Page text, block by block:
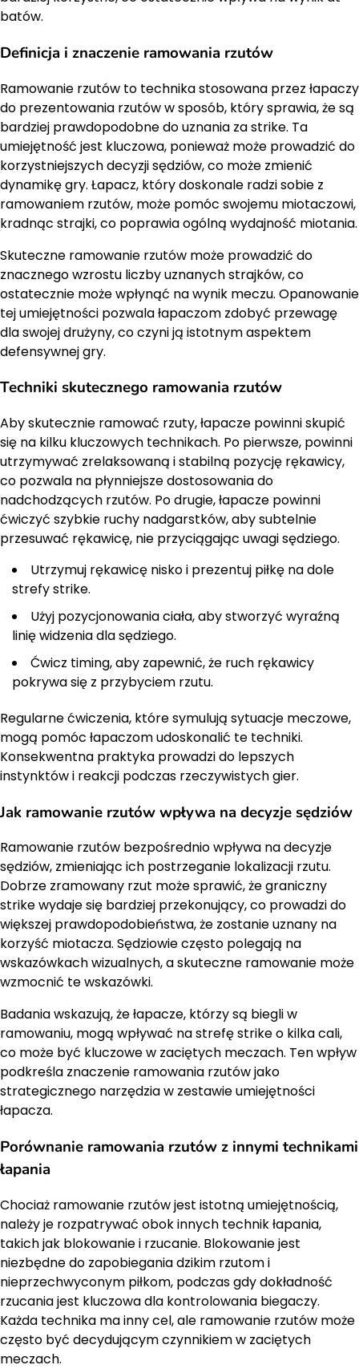
batów.
Definicja i znaczenie ramowania rzutów
Ramowanie rzutów to technika stosowana przez łapaczy
do prezentowania rzutów w sposób, który sprawia, że są
bardziej prawdopodobne do uznania za strike. Ta
umiejętność jest kluczowa, ponieważ może prowadzić do
korzystniejszych decyzji sędziów, co może zmienić
dynamikę gry. Łapacz, który doskonale radzi sobie z
ramowaniem rzutów, może pomóc swojemu miotaczowi,
kradnąc strajki, co poprawia ogólną wydajność miotania.
Skuteczne ramowanie rzutów może prowadzić do
znacznego wzrostu liczby uznanych strajków, co
ostatecznie może wpłynąć na wynik meczu. Opanowanie
tej umiejętności pozwala łapaczom zdobyć przewagę
dla swojej drużyny, co czyni ją istotnym aspektem
defensywnej gry.
Techniki skutecznego ramowania rzutów
Aby skutecznie ramować rzuty, łapacze powinni skupić
się na kilku kluczowych technikach. Po pierwsze, powinni
utrzymywać zrelaksowaną i stabilną pozycję rękawicy,
co pozwala na płynniejsze dostosowania do
nadchodzących rzutów. Po drugie, łapacze powinni
ćwiczyć szybkie ruchy nadgarstków, aby subtelnie
przesuwać rękawicę, nie przyciągając uwagi sędziego.
Utrzymuj rękawicę nisko i prezentuj piłkę na dole
strefy strike.
Użyj pozycjonowania ciała, aby stworzyć wyraźną
linię widzenia dla sędziego.
Ćwicz timing, aby zapewnić, że ruch rękawicy
pokrywa się z przybyciem rzutu.
Regularne ćwiczenia, które symulują sytuacje meczowe,
mogą pomóc łapaczom udoskonalić te techniki.
Konsekwentna praktyka prowadzi do lepszych
instynktów i reakcji podczas rzeczywistych gier.
Jak ramowanie rzutów wpływa na decyzje sędziów
Ramowanie rzutów bezpośrednio wpływa na decyzje
sędziów, zmieniając ich postrzeganie lokalizacji rzutu.
Dobrze zramowany rzut może sprawić, że graniczny
strike wydaje się bardziej przekonujący, co prowadzi do
większej prawdopodobieństwa, że zostanie uznany na
korzyść miotacza. Sędziowie często polegają na
wskazówkach wizualnych, a skuteczne ramowanie może
wzmocnić te wskazówki.
Badania wskazują, że łapacze, którzy są biegli w
ramowaniu, mogą wpływać na strefę strike o kilka cali,
co może być kluczowe w zaciętych meczach. Ten wpływ
podkreśla znaczenie ramowania rzutów jako
strategicznego narzędzia w zestawie umiejętności
łapacza.
Porównanie ramowania rzutów z innymi technikami
łapania
Chociaż ramowanie rzutów jest istotną umiejętnością,
należy je rozpatrywać obok innych technik łapania,
takich jak blokowanie i rzucanie. Blokowanie jest
niezbędne do zapobiegania dzikim rzutom i
nieprzechwyconym piłkom, podczas gdy dokładność
rzucania jest kluczowa dla kontrolowania biegaczy.
Każda technika ma inny cel, ale ramowanie rzutów może
często być decydującym czynnikiem w zaciętych
meczach.